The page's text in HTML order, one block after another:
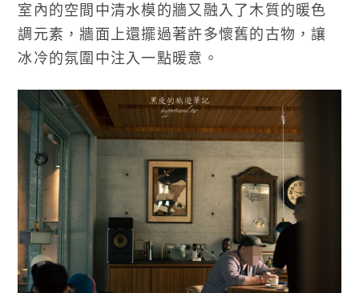
室內的空間中清水模的牆又融入了木質的暖色
調元素，牆面上還擺過著許多懷舊的古物，讓
冰冷的氛圍中注入一點暖意。